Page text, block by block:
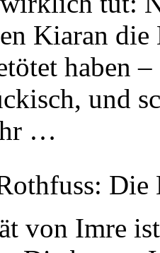
Kiaran
haben
und
…
von Imre